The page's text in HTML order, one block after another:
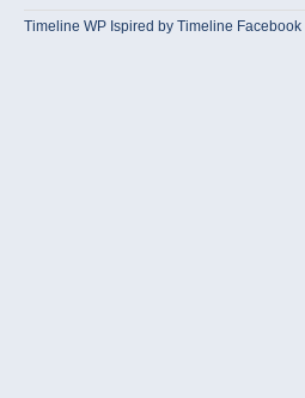
Timeline WP Ispired byTimeline Facebook